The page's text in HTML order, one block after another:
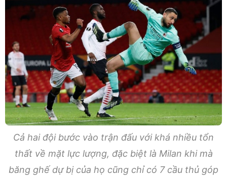
Cả hai đội bước vào trận đấu với khá nhiều tổn
thất về mặt lực lượng, đặc biệt là Milan khi mà
băng ghế dự bị của họ cũng chỉ có 7 cầu thủ góp